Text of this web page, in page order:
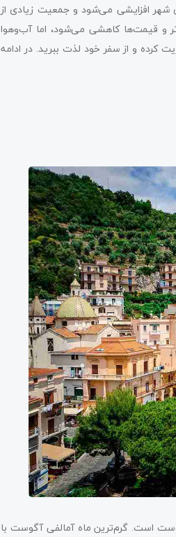
افزایشی می‌شود و جمعیت زیادی از
و قیمت‌ها کاهشی می‌شود، اما آب‌وهوا
کرده و از سفر خود لذت ببرید. در ادامه
است. گرم‌ترین ماه آمالفی آگوست با